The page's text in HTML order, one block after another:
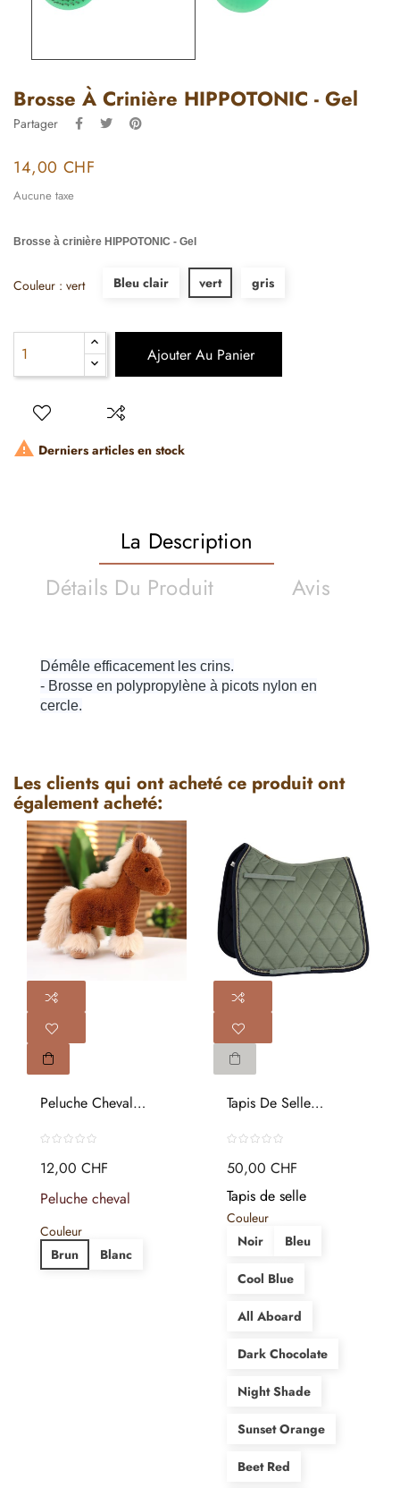
Brosse À Crinière HIPPOTONIC - Gel
Partager
14,00 CHF
Aucune taxe
Brosse à crinière HIPPOTONIC - Gel
Couleur : vert Bleu clair vert gris
Ajouter Au Panier
 Derniers articles en stock
La Description
Détails Du Produit
Avis
Démêle efficacement les crins.
- Brosse en polypropylène à picots nylon en
cercle.
Les clients qui ont acheté ce produit ont
également acheté:
Peluche Cheval
12,00 CHF
Peluche cheval
Couleur
Brun
Blanc
Tapis De Selle
50,00 CHF
Tapis de selle
Couleur
Noir
Bleu
Cool Blue
All Aboard
Dark Chocolate
Night Shade
Sunset Orange
Beet Red